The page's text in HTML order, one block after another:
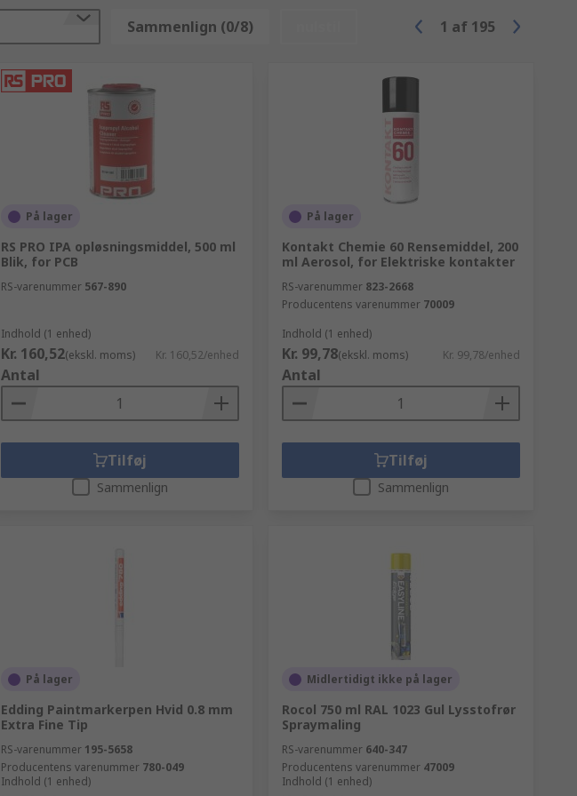
Sammenlign (0/8) 1 af 195
På lager
RS PRO IPA opløsningsmiddel, 500 ml
Blik, for PCB
RS-varenummer 567-890
Indhold (1 enhed)
Kr. 160,52(ekskl. moms) Kr. 160,52/enhed
Antal
Tilføj
Sammenlign
På lager
Kontakt Chemie 60 Rensemiddel, 200
ml Aerosol, for Elektriske kontakter
RS-varenummer 823-2668
Producentens varenummer 70009
Indhold (1 enhed)
Kr. 99,78(ekskl. moms) Kr. 99,78/enhed
Antal
Tilføj
Sammenlign
På lager
Edding Paintmarkerpen Hvid 0.8 mm
Extra Fine Tip
RS-varenummer 195-5658
Producentens varenummer 780-049
Indhold (1 enhed)
Midlertidigt ikke på lager
Rocol 750 ml RAL 1023 Gul Lysstofrør
Spraymaling
RS-varenummer 640-347
Producentens varenummer 47009
Indhold (1 enhed)